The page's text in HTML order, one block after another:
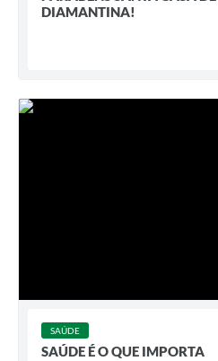
DIAMANTINA!
SAÚDE
SAÚDE É O QUE IMPORTA